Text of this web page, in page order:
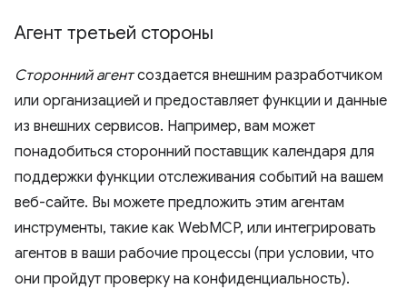
Агент третьей стороны
Сторонний агентсоздается внешним разработчиком
или организацией и предоставляет функции и данные
из внешних сервисов. Например, вам может
понадобиться сторонний поставщик календаря для
поддержки функции отслеживания событий на вашем
веб-сайте. Вы можете предложить этим агентам
инструменты, такие как WebMCP, или интегрировать
агентов в ваши рабочие процессы (при условии, что
они пройдут проверку на конфиденциальность).